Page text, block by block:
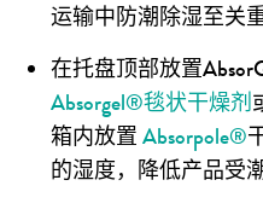
运输中防潮除湿至关重
在托盘顶部放置
Absorgel®毯状干燥剂
箱内放置Absorpole®
的湿度，降低产品受